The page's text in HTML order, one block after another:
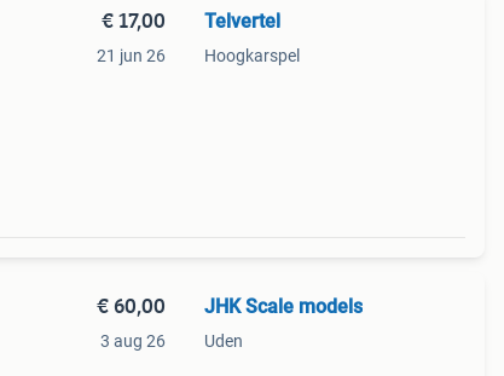
€ 17,00
21 jun 26
Telvertel
Hoogkarspel
€ 60,00
3 aug 26
JHK Scale models
Uden